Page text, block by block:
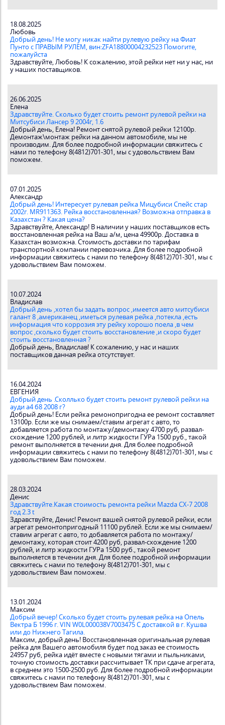
18.08.2025
Любовь
Добрый день! Не могу никак найти рулевую рейку на Фиат
Пунто с ПРАВЫМ РУЛЕМ, вин:ZFA18800004232523 Помогите,
пожалуйста
Здравствуйте, Любовь! К сожалению, этой рейки нет ни у нас, ни
у наших поставщиков.
26.06.2025
Елена
Здравствуйте. Сколько будет стоить ремонт рулевой рейки на
Митсубиси Лансер 9 2004г, 1.6
Добрый день, Елена! Ремонт снятой рулевой рейки 12100р.
Демонтаж\монтаж рейки на данном автомобиле, мы не
производим. Для более подробной информации свяжитесь с
нами по телефону 8(4812)701-301, мы с удовольствием Вам
поможем.
07.01.2025
Александр
Добрый день! Интересует рулевая рейка Мицубиси Спейс стар
2002г. MR911363. Рейка восстановленная? Возможна отправка в
Казахстан ? Какая цена?
Здравствуйте, Александр! В наличии у наших поставщиков есть
восстановленная рейка на Ваш а/м, цена 49900р. Доставка в
Казахстан возможна. Стоимость доставки по тарифам
транспортной компании перевозчика. Для более подробной
информации свяжитесь с нами по телефону 8(4812)701-301, мы с
удовольствием Вам поможем.
10.07.2024
Владислав
Добрый день ,хотел бы задать вопрос ,имеется авто митсубиси
галант 8 ,американец ,иметься рулевая рейка ,потекла ,есть
информация что коррозия эту рейку хорошо поела ,в чем
вопрос ,сколько будет стоить восстановление ,и скоро будет
стоить восстановленная ?
Добрый день, Владислав! К сожалению, у нас и наших
поставщиков данная рейка отсутствует.
16.04.2024
ЕВГЕНИЯ
Добрый день .Сколлько будет стоить ремонт рулевой рейки на
ауди а4 б8 2008 г?
Добрый день! Если рейка ремонопригодна ее ремонт составляет
13100р. Если же мы снимаем/ставим агрегат с авто, то
добавляется работа по монтажу/демонтажу 4700 руб, развал-
схождение 1200 рублей, и литр жидкости ГУРа 1500 руб., такой
ремонт выполняется в течении дня. Для более подробной
информации свяжитесь с нами по телефону 8(4812)701-301, мы с
удовольствием Вам поможем.
28.03.2024
Денис
Здравствуйте.Какая стоимость ремонта рейки Mazda CX-7 2008
год 2.3 t
Здравствуйте, Денис! Ремонт вашей снятой рулевой рейки, если
агрегат ремонтопригодный 11100 рублей. Если же мы снимаем/
ставим агрегат с авто, то добавляется работа по монтажу/
демонтажу, которая стоит 4200 руб, развал-схождение 1200
рублей, и литр жидкости ГУРа 1500 руб., такой ремонт
выполняется в течении дня. Для более подробной информации
свяжитесь с нами по телефону 8(4812)701-301, мы с
удовольствием Вам поможем.
13.01.2024
Максим
Добрый вечер! Сколько будет стоить рулевая рейка на Опель
Вектра Б 1996 г. VIN W0L000038V7003475 С доставкой в г. Кушва
или до Нижнего Тагила.
Максим, добрый день! Восстановленная оригинальная рулевая
рейка для Вашего автомобиля будет под заказ ее стоимость
24957 руб, рейка идёт вместе с новыми тягами и пыльниками,
точную стоимость доставки рассчитывает ТК при сдаче агрегата,
в среднем это 1500-2500 руб. Для более подробной информации
свяжитесь с нами по телефону 8(4812)701-301, мы с
удовольствием Вам поможем.